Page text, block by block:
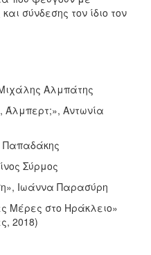
σύνδεσης τον ίδιο τον
Αλμπάτης
Άλμπερτ;», Αντωνία
Παπαδάκης
Σύρμος
Ιωάννα Παρασύρη
Μέρες στο Ηράκλειο»
2018)